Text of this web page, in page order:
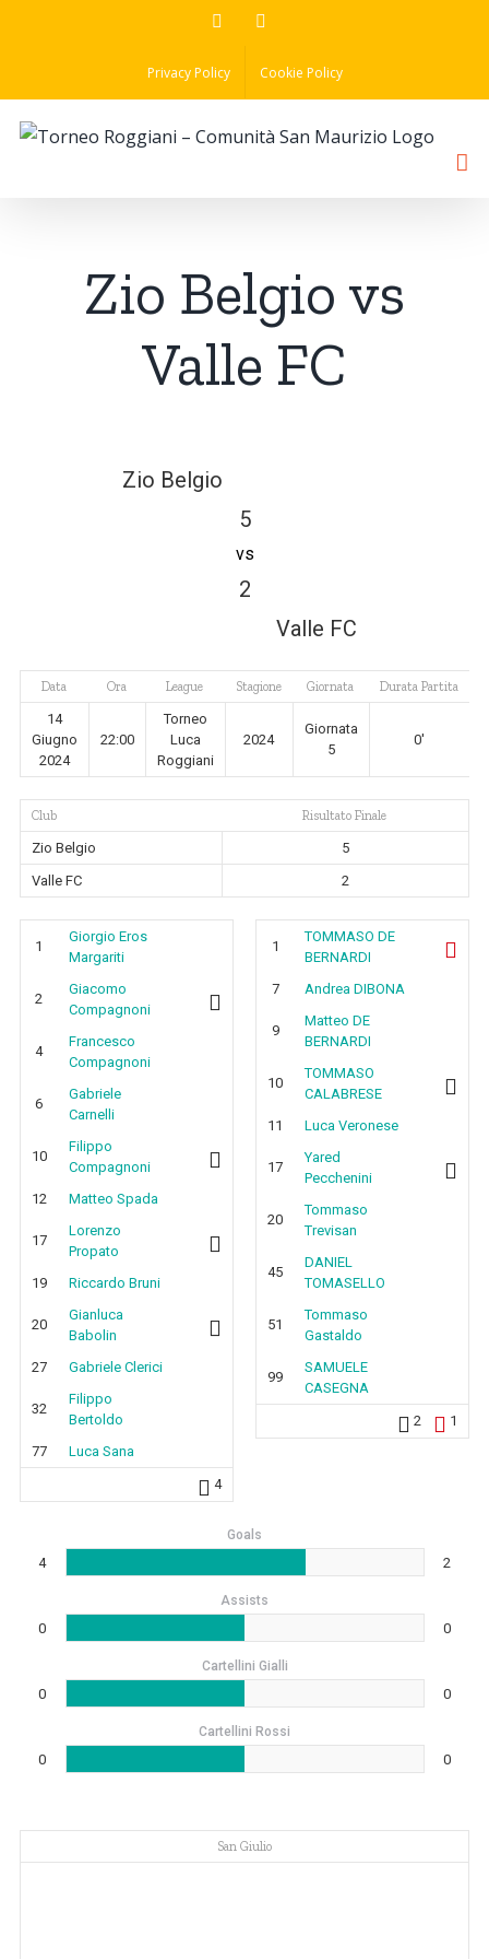
Facebook
Privacy Policy Cookie Policy
Zio Belgio vs
Valle FC
Zio Belgio
5
vs
2
Valle FC
Data Ora League Stagione Giornata Durata Partita
14
Giugno
2024
22:00
Torneo
Luca
Roggiani
2024
Giornata
5
0'
Club Risultato Finale
Zio Belgio
5
Valle FC
2
1
Giorgio Eros
Margariti
2
Giacomo
Compagnoni
4
Francesco
Compagnoni
6
Gabriele
Carnelli
10
Filippo
Compagnoni
12
Matteo Spada
17
Lorenzo
Propato
19
Riccardo Bruni
20
Gianluca
Babolin
27
Gabriele Clerici
32
Filippo
Bertoldo
77
Luca Sana
4
1
TOMMASO DE
BERNARDI
7
Andrea DIBONA
9
Matteo DE
BERNARDI
10
TOMMASO
CALABRESE
11
Luca Veronese
17
Yared
Pecchenini
20
Tommaso
Trevisan
45
DANIEL
TOMASELLO
51
Tommaso
Gastaldo
99
SAMUELE
CASEGNA
2
1
Goals
4 2
Assists
0 0
Cartellini Gialli
0 0
Cartellini Rossi
0 0
San Giulio